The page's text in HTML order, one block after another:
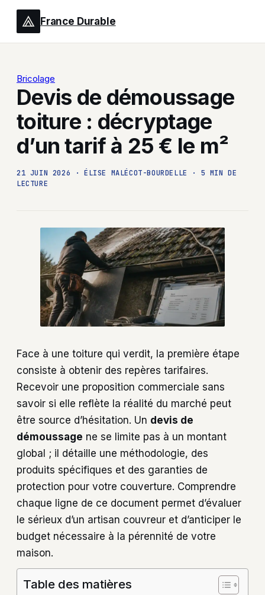
France Durable
Bricolage
Devis de démoussage
toiture : décryptage
d’un tarif à 25 € le m²
21 JUIN 2026 · ÉLISE MALÉCOT-BOURDELLE ·
5 MIN DE
LECTURE
Face à une toiture qui verdit, la première étape
consiste à obtenir des repères tarifaires.
Recevoir une proposition commerciale sans
savoir si elle reflète la réalité du marché peut
être source d’hésitation. Un devis de
démoussage ne se limite pas à un montant
global ; il détaille une méthodologie, des
produits spécifiques et des garanties de
protection pour votre couverture. Comprendre
chaque ligne de ce document permet d’évaluer
le sérieux d’un artisan couvreur et d’anticiper le
budget nécessaire à la pérennité de votre
maison.
Table des matières